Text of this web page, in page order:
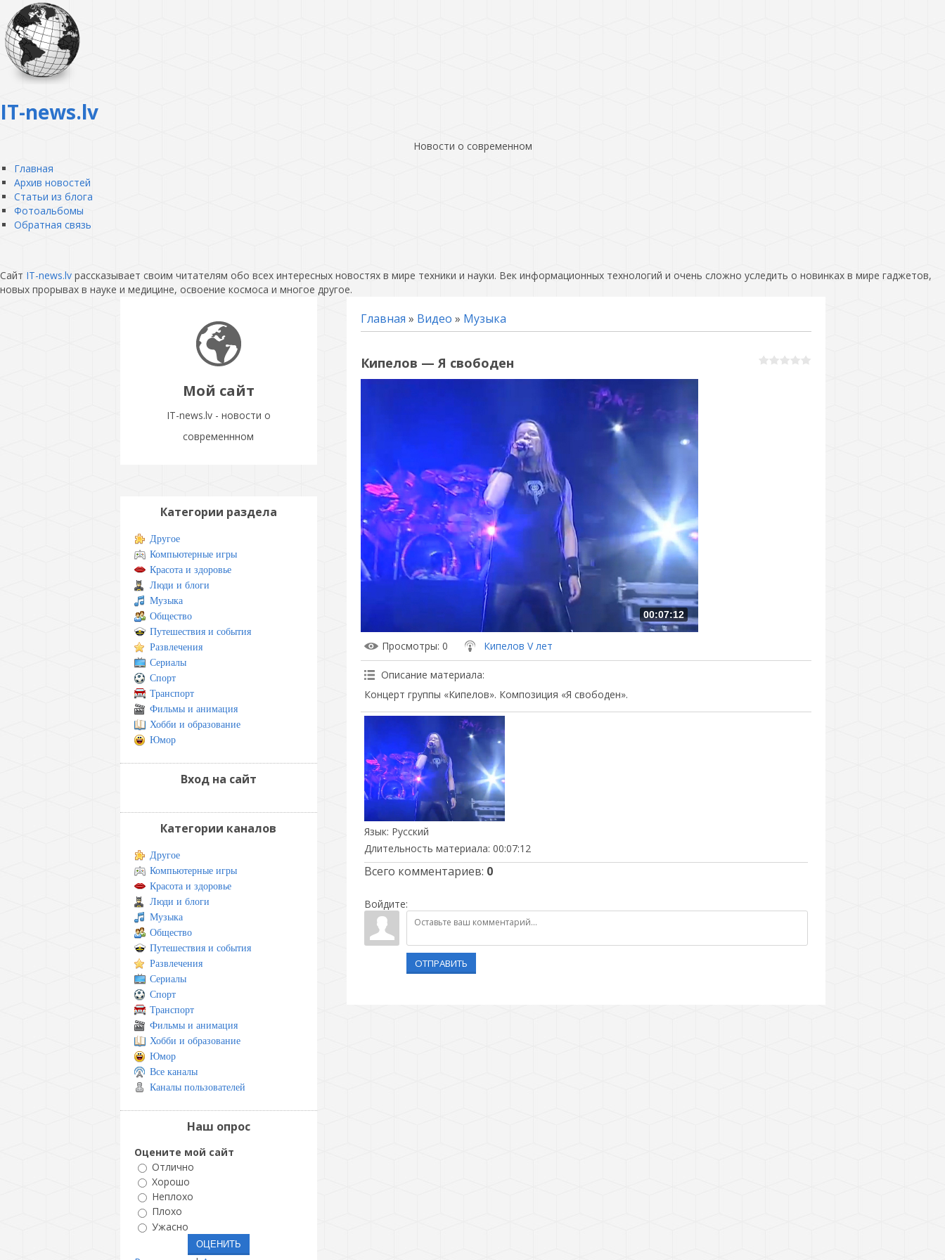
IT-news.lv
Новости о современном
Главная
Архив новостей
Статьи из блога
Фотоальбомы
Обратная связь
Сайт IT-news.lv рассказывает своим читателям обо всех интересных новостях в мире техники и науки. Век информационных технологий и очень сложно уследить о новинках в мире гаджетов,
новых прорывах в науке и медицине, освоение космоса и многое другое.
Мой сайт
IT-news.lv - новости о
современнном
Главная » Видео » Музыка
Кипелов — Я свободен
00:07:12
Просмотры: 0 Кипелов V лет
Описание материала:
Концерт группы «Кипелов». Композиция «Я свободен».
Язык: Русский
Длительность материала: 00:07:12
Всего комментариев: 0
Войдите:
ОТПРАВИТЬ
Категории раздела
Другое
Компьютерные игры
Красота и здоровье
Люди и блоги
Музыка
Общество
Путешествия и события
Развлечения
Сериалы
Спорт
Транспорт
Фильмы и анимация
Хобби и образование
Юмор
Вход на сайт
Категории каналов
Другое
Компьютерные игры
Красота и здоровье
Люди и блоги
Музыка
Общество
Путешествия и события
Развлечения
Сериалы
Спорт
Транспорт
Фильмы и анимация
Хобби и образование
Юмор
Все каналы
Каналы пользователей
Наш опрос
Оцените мой сайт
Отлично
Хорошо
Неплохо
Плохо
Ужасно